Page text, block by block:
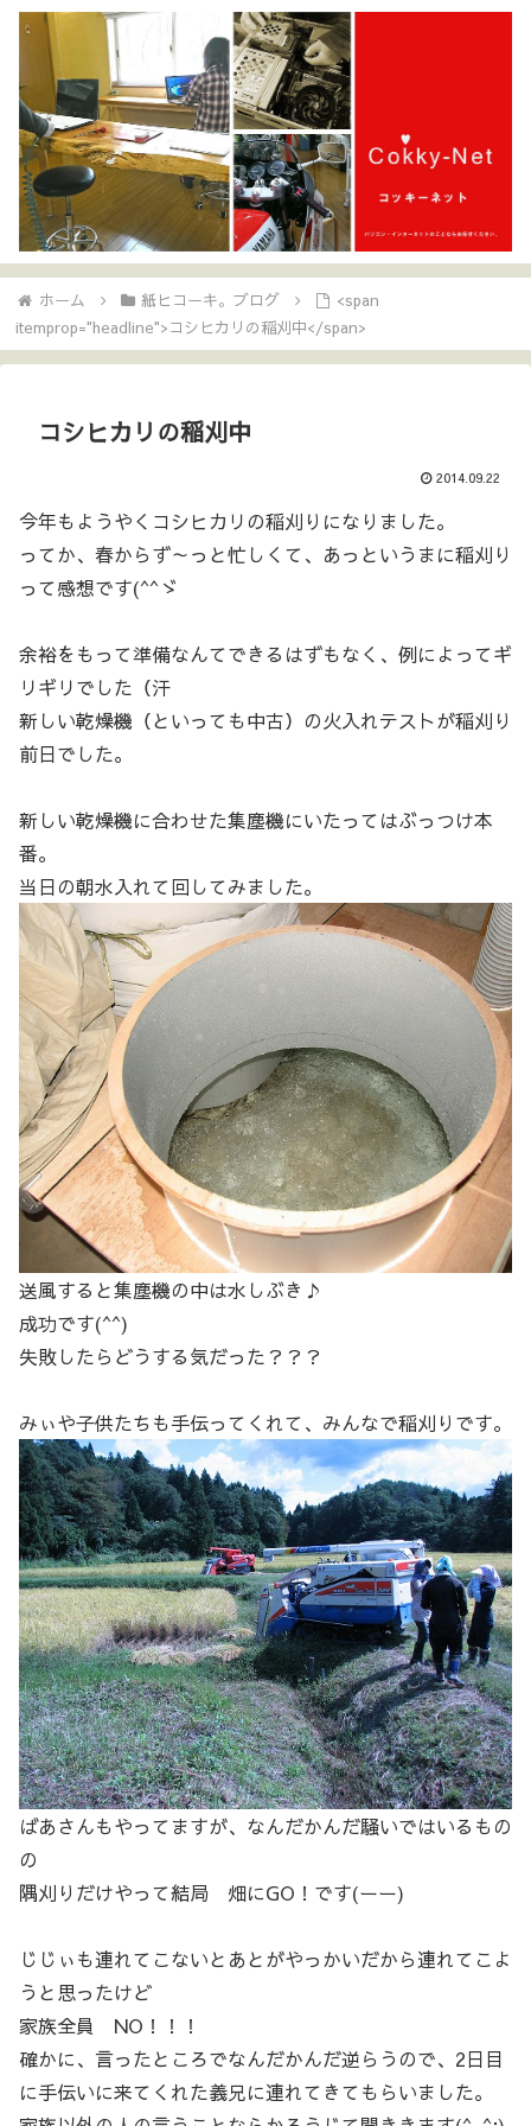
ホーム 紙ヒコーキ。ブログ
<span
itemprop="headline">コシヒカリの稲刈中</span>
コシヒカリの稲刈中
2014.09.22
今年もようやくコシヒカリの稲刈りになりました。
ってか、春からず～っと忙しくて、あっというまに稲刈り
って感想です(^^ゞ
余裕をもって準備なんてできるはずもなく、例によってギ
リギリでした（汗
新しい乾燥機（といっても中古）の火入れテストが稲刈り
前日でした。
新しい乾燥機に合わせた集塵機にいたってはぶっつけ本
番。
当日の朝水入れて回してみました。
送風すると集塵機の中は水しぶき♪
成功です(^^)
失敗したらどうする気だった？？？
みぃや子供たちも手伝ってくれて、みんなで稲刈りです。
ばあさんもやってますが、なんだかんだ騒いではいるもの
の
隅刈りだけやって結局 畑にGO！です(ーー)
じじぃも連れてこないとあとがやっかいだから連れてこよ
うと思ったけど
家族全員 NO！！！
確かに、言ったところでなんだかんだ逆らうので、2日目
に手伝いに来てくれた義兄に連れてきてもらいました。